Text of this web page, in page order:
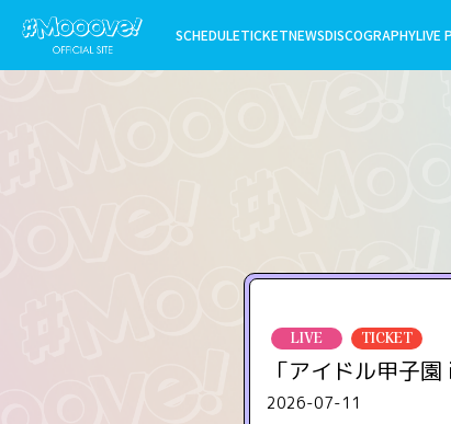
SCHEDULETICKETNEWSDISCOGRAPHYLIVE
LIVE TICKET
「アイドル甲子
2026-07-11